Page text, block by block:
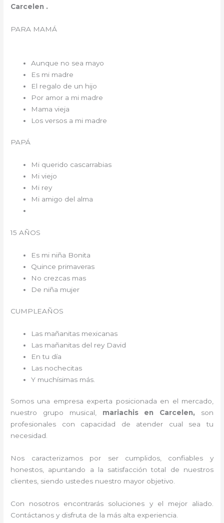
Carcelen .
PARA MAMÁ
Aunque no sea mayo
Es mi madre
El regalo de un hijo
Por amor a mi madre
Mama vieja
Los versos a mi madre
PAPÁ
Mi querido cascarrabias
Mi viejo
Mi rey
Mi amigo del alma
15 AÑOS
Es mi niña Bonita
Quince primaveras
No crezcas mas
De niña mujer
CUMPLEAÑOS
Las mañanitas mexicanas
Las mañanitas del rey David
En tu día
Las nochecitas
Y muchísimas más.
Somos una empresa experta posicionada en el mercado,
nuestro grupo musical, mariachis en Carcelen, son
profesionales con capacidad de atender cual sea tu
necesidad.
Nos caracterizamos por ser cumplidos, confiables y
honestos, apuntando a la satisfacción total de nuestros
clientes, siendo ustedes nuestro mayor objetivo.
Con nosotros encontrarás soluciones y el mejor aliado.
Contáctanos y disfruta de la más alta experiencia.